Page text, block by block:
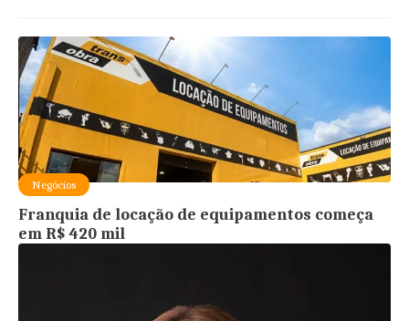
Negócios
Franquia de locação de equipamentos começa
em R$ 420 mil